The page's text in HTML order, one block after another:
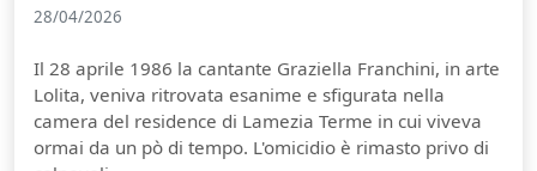
28/04/2026
Il 28 aprile 1986 la cantante Graziella Franchini, in arte
Lolita, veniva ritrovata esanime e sfigurata nella
camera del residence di Lamezia Terme in cui viveva
ormai da un pò di tempo. L'omicidio è rimasto privo di